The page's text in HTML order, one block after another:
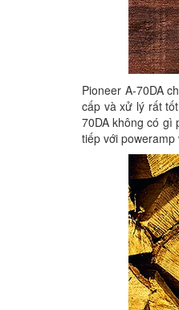
Pioneer A-70DA
cấp và xử lý rất
70DA không có gì
tiếp với